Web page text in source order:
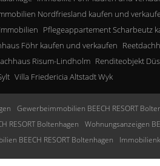
Nordfriesland kaufen und
Pflegeappartement Scharbeutz
Föhr kaufen und verkaufen
Risum-Lindholm Renditeobjekt
Villa Friedericia Altstadt Wyk
Gewerbeimmobilien BEECH RESORT
RESORT Boltenhagen Wohnungsanzeigen
BEECH RESORT Boltenhagen